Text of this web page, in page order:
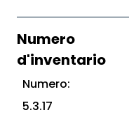
Numero
d'inventario
Numero:
5.3.17